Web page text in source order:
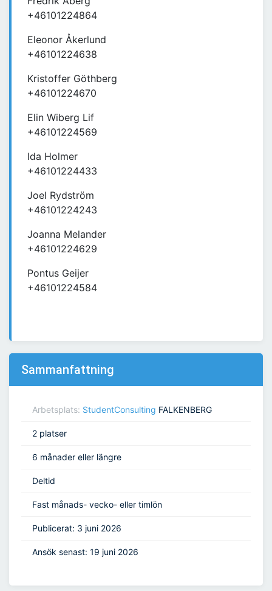
+46101224864
Eleonor Åkerlund
+46101224638
Kristoffer Göthberg
+46101224670
Elin Wiberg Lif
+46101224569
Ida Holmer
+46101224433
Joel Rydström
+46101224243
Joanna Melander
+46101224629
Pontus Geijer
+46101224584
Sammanfattning
Arbetsplats: StudentConsulting FALKENBERG
2 platser
6 månader eller längre
Deltid
Fast månads- vecko- eller timlön
Publicerat: 3 juni 2026
Ansök senast: 19 juni 2026